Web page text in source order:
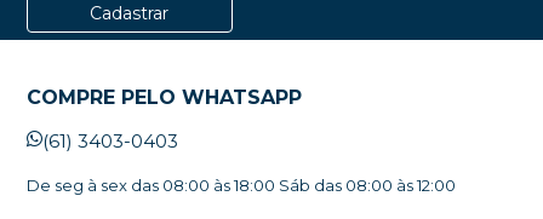
Cadastrar
COMPRE PELO WHATSAPP
(61) 3403-0403
De seg à sex das 08:00 às 18:00 Sáb das 08:00 às 12:00